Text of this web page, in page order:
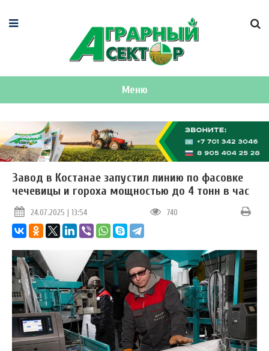
Меню
Завод в Костанае запустил линию по фасовке
чечевицы и гороха мощностью до 4 тонн в час
24.07.2025 | 13:54 740